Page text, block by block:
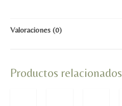
SOJA
400g
Valoraciones (0)
Productos relacionados